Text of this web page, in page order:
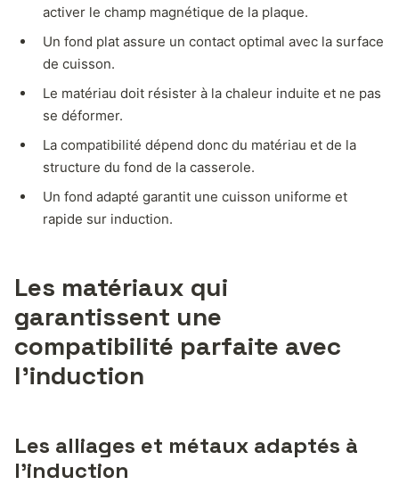
activer le champ magnétique de la plaque.
Un fond plat assure un contact optimal avec la surface
de cuisson.
Le matériau doit résister à la chaleur induite et ne pas
se déformer.
La compatibilité dépend donc du matériau et de la
structure du fond de la casserole.
Un fond adapté garantit une cuisson uniforme et
rapide sur induction.
Les matériaux qui
garantissent une
compatibilité parfaite avec
l’induction
Les alliages et métaux adaptés à
l’induction